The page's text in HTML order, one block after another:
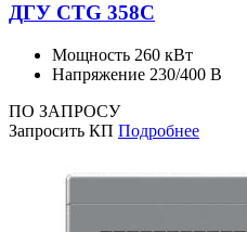
ДГУ CTG 358C
Мощность 260 кВт
Напряжение 230/400 В
ПО ЗАПРОСУ
Запросить КП Подробнее